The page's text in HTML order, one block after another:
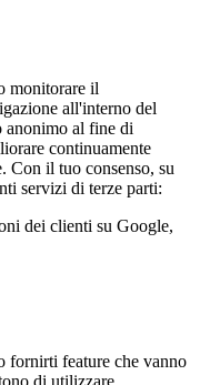
monitorare il
all'interno del
anonimo al fine di
continuamente
Con il tuo consenso, su
servizi di terze parti:
dei clienti su Google,
fornirti feature che vanno